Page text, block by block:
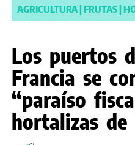
AGRICULTURA|FRUTAS|
Los puertos
Francia se
“paraíso
hortalizas de